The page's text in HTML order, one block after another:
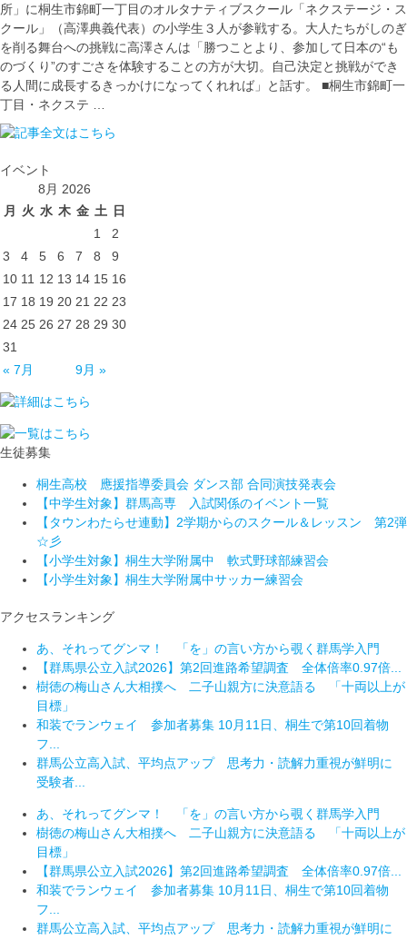
所」に桐生市錦町一丁目のオルタナティブスクール「ネクステージ・ス
クール」（高澤典義代表）の小学生３人が参戦する。大人たちがしのぎ
を削る舞台への挑戦に高澤さんは「勝つことより、参加して日本の“も
のづくり”のすごさを体験することの方が大切。自己決定と挑戦ができ
る人間に成長するきっかけになってくれれば」と話す。 ■桐生市錦町一
丁目・ネクステ …
イベント
8月 2026
月
火 水 木 金 土
日
1
2
3
4 5 6 7 8
9
10 11 12 13 14 15 16
17 18 19 20 21 22 23
24 25 26 27 28 29 30
31
« 7月
9月 »
生徒募集
桐生高校 應援指導委員会 ダンス部 合同演技発表会
【中学生対象】群馬高専 入試関係のイベント一覧
【タウンわたらせ連動】2学期からのスクール＆レッスン 第2弾
☆彡
【小学生対象】桐生大学附属中 軟式野球部練習会
【小学生対象】桐生大学附属中サッカー練習会
アクセスランキング
あ、それってグンマ！ 「を」の言い方から覗く群馬学入門
【群馬県公立入試2026】第2回進路希望調査 全体倍率0.97倍...
樹徳の梅山さん大相撲へ 二子山親方に決意語る 「十両以上が
目標」
和装でランウェイ 参加者募集 10月11日、桐生で第10回着物
フ...
群馬公立高入試、平均点アップ 思考力・読解力重視が鮮明に
受験者...
あ、それってグンマ！ 「を」の言い方から覗く群馬学入門
樹徳の梅山さん大相撲へ 二子山親方に決意語る 「十両以上が
目標」
【群馬県公立入試2026】第2回進路希望調査 全体倍率0.97倍...
和装でランウェイ 参加者募集 10月11日、桐生で第10回着物
フ...
群馬公立高入試、平均点アップ 思考力・読解力重視が鮮明に